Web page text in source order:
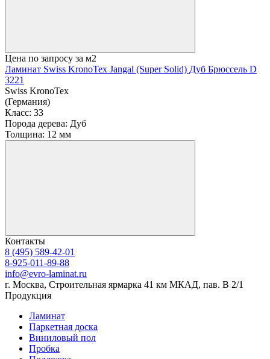
Цена по запросу за м2
Ламинат Swiss KronoTex Jangal (Super Solid) Дуб Брюссель D
3221
Swiss KronoTex
(Германия)
Класс: 33
Порода дерева: Дуб
Толщина: 12 мм
Контакты
8 (495) 589-42-01
8-925-011-89-88
info@evro-laminat.ru
г. Москва, Строительная ярмарка 41 км МКАД, пав. В 2/1
Продукция
Ламинат
Паркетная доска
Виниловый пол
Пробка